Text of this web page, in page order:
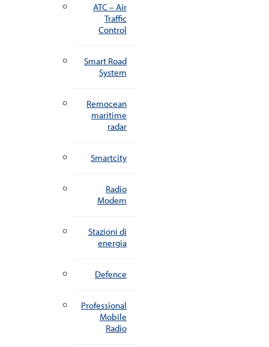
ATC – Air
Traffic
Control
Smart Road
System
Remocean
maritime
radar
Smartcity
Radio
Modem
Stazioni di
energia
Defence
Professional
Mobile
Radio